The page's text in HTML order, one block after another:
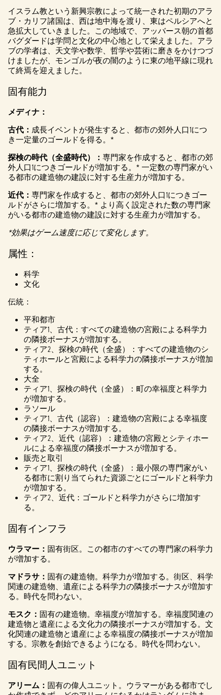
イスラム教という新興宗教によって統一された初期のアラ
ブ・カリフ諸国は、西は地中海を渡り、東はペルシアへと
急拡大していきました。この地域で、アッバース朝の首都
バグダードは学問と文化の中心地として栄えました。アラ
ブの学者は、天文学や数学、哲学や芸術に磨きをかけつづ
けましたが、モンゴルが夜の闇のように東の地平線に現れ
て終焉を迎えました。
固有能力
メディナ：
古代： 成長イベントが発生すると、都市の郊外人口1につ
き一定量のゴールドを得る。*
探検の時代（全盛時代）： 専門家を作成すると、都市の郊
外人口1につきゴールドが増加する。* 一定数の専門家がい
る都市の建造物の建設に対する生産力が増加する。
近代： 専門家を作成すると、都市の郊外人口1につきゴー
ルドがさらに増加する。* より高く設定された数の専門家
がいる都市の建造物の建設に対する生産力が増加する。
*効果はゲーム速度に応じて変化します。
属性：
科学
文化
伝統：
平和都市
ティア1、古代：すべての建造物の宮殿による科学力
の隣接ボーナスが増加する。
ティア2、探検の時代（全盛）：すべての建造物のシ
ティホールと宮殿による科学力の隣接ボーナスが増加
する。
大全
ティア1、探検の時代（全盛）：町の幸福度と科学力
が増加する。
ラソール
ティア1、古代（認容）：建造物の宮殿による幸福度
の隣接ボーナスが増加する。
ティア2、近代（認容）：建造物の宮殿とシティホー
ルによる幸福度の隣接ボーナスが増加する。
販売と取引
ティア1、探検の時代（全盛）：最小限の専門家がい
る都市に割り当てられた資源ごとにゴールドと科学力
が増加する。
ティア2、近代：ゴールドと科学力がさらに増加す
る。
固有インフラ
ウラマー： 固有街区。この都市のすべての専門家の科学力
が増加する。
マドラサ： 固有の建造物。科学力が増加する。街区、科学
関連の建造物、遺産による科学力の隣接ボーナスが増加す
る。時代を問わない。
モスク： 固有の建造物。幸福度が増加する。幸福度関連の
建造物と遺産による文化力の隣接ボーナスが増加する。文
化関連の建造物と遺産による幸福度の隣接ボーナスが増加
する。宗教を創始できるようになる。時代を問わない。
固有民間人ユニット
アリーム： 固有の偉人ユニット。ウラマーがある都市でし